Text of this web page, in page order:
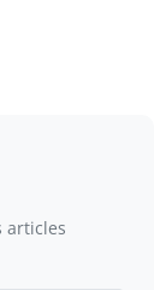
articles